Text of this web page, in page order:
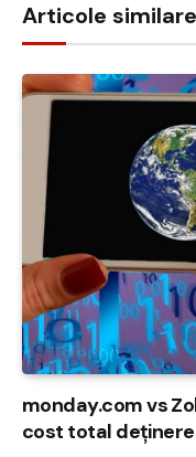
Articole similare
monday.com vs
cost total deținere